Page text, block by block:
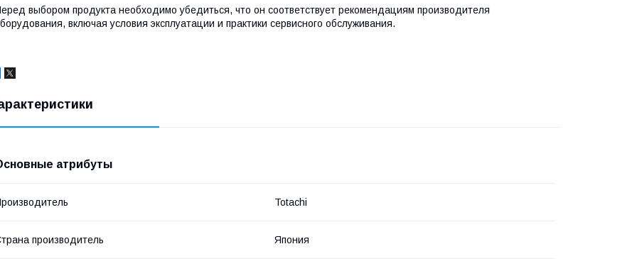
выбором продукта необходимо убедиться, что он соответствует рекомендациям производителя
включая условия эксплуатации и практики сервисного обслуживания.
атрибуты
Totachi
производитель Япония